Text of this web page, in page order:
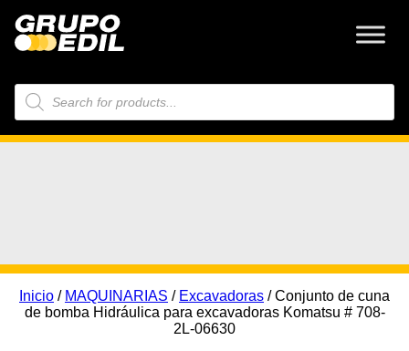
Búsqueda
de
productos
Inicio / MAQUINARIAS / Excavadoras / Conjunto de cuna
de bomba Hidráulica para excavadoras Komatsu # 708-
2L-06630